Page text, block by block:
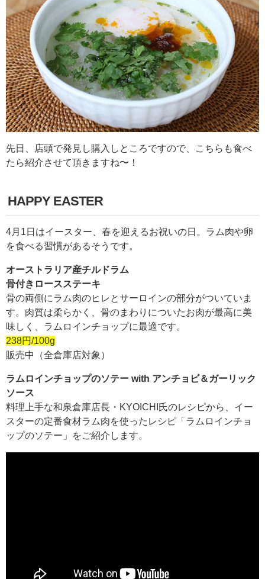
先日、店頭で発見し購入しところですので、こちらも食べ
たら紹介させて頂きますね〜！
HAPPY EASTER
4月1日はイースター、春を迎えるお祝いの日。ラム肉や卵
を食べる習慣があるそうです。
オーストラリア産チルドラム
骨付きロースステーキ
骨の両側にラム肉のヒレとサーロインの部分がついていま
す。肉質は柔らかく、骨のまわりについたお肉が最高に美
味しく、ラムロインチョップに最適です。
238円/100g
販売中（全倉庫店対象）
ラムロインチョップのソテー with アンチョビ＆ガーリック
ソース
料理上手な和泉倉庫店長・KYOICHI氏のレシピから、イー
スターの定番食材ラム肉を使ったレシピ「ラムロインチョ
ップのソテー」をご紹介します。